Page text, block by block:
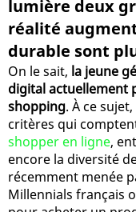
lumière deux
réalité
durable sont
On le sait, la jeune
digital actuellement
shopping. À ce
critères qui
shopper en ligne,
encore la diversité
récemment menée
Millennials français